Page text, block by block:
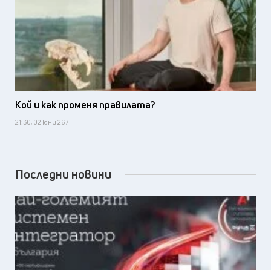
Кой и как променя правилата?
21:30, 02 юни 26 /
Последни новини